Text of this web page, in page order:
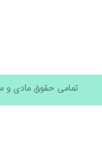
تمامی حقوق مادی و